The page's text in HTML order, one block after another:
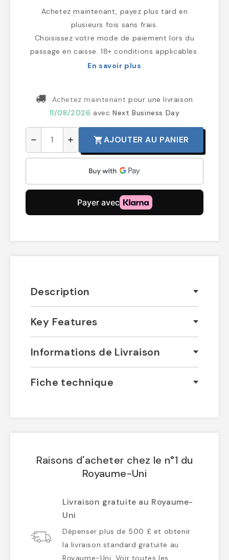
Achetez maintenant, payez plus tard en
plusieurs fois sans frais.
Choisissez votre mode de paiement lors du
passage en caisse. 18+ conditions applicables.
En savoir plus
Achetez maintenant pour une livraison
11/08/2026 avecNext Business Day
remove add shopping_cartAJOUTER AU PANIER
Description
Key Features
Informations de Livraison
Fiche technique
Raisons d'acheter chez le n°1 du
Royaume-Uni
Livraison gratuite au Royaume-
Uni
Dépenser plus de 500 £ et obtenir
la livraison standard gratuite au
Royaume-Uni. Voir toutes les